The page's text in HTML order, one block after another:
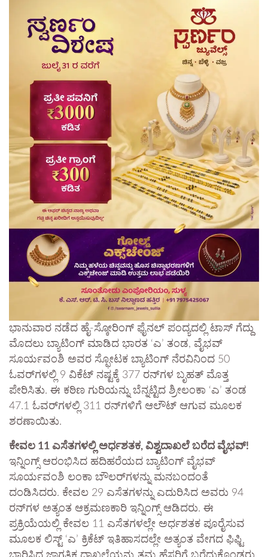
ಭಾನುವಾರ ನಡೆದ ಹೈ-ಸ್ಕೋರಿಂಗ್ ಫೈನಲ್ ಪಂದ್ಯದಲ್ಲಿ ಟಾಸ್ ಗೆದ್ದು
ಮೊದಲು ಬ್ಯಾಟಿಂಗ್ ಮಾಡಿದ ಭಾರತ ‘ಎ’ ತಂಡ, ವೈಭವ್
ಸೂರ್ಯವಂಶಿ ಅವರ ಸ್ಫೋಟಕ ಬ್ಯಾಟಿಂಗ್ ನೆರವಿನಿಂದ 50
ಓವರ್‌ಗಳಲ್ಲಿ 9 ವಿಕೆಟ್ ನಷ್ಟಕ್ಕೆ 377 ರನ್‌ಗಳ ಬೃಹತ್ ಮೊತ್ತ
ಪೇರಿಸಿತು. ಈ ಕಠಿಣ ಗುರಿಯನ್ನು ಬೆನ್ನಟ್ಟಿದ ಶ್ರೀಲಂಕಾ ‘ಎ’ ತಂಡ
47.1 ಓವರ್‌ಗಳಲ್ಲಿ 311 ರನ್‌ಗಳಿಗೆ ಆಲೌಟ್ ಆಗುವ ಮೂಲಕ
ಶರಣಾಯಿತು.
ಕೇವಲ 11 ಎಸೆತಗಳಲ್ಲಿ ಅರ್ಧಶತಕ, ವಿಶ್ವದಾಖಲೆ ಬರೆದ ವೈಭವ್!​
ಇನ್ನಿಂಗ್ಸ್ ಆರಂಭಿಸಿದ ಹದಿಹರೆಯದ ಬ್ಯಾಟಿಂಗ್ ವೈಭವ್
ಸೂರ್ಯವಂಶಿ ಲಂಕಾ ಬೌಲರ್‌ಗಳನ್ನು ಮನಬಂದಂತೆ
ದಂಡಿಸಿದರು. ಕೇವಲ 29 ಎಸೆತಗಳನ್ನು ಎದುರಿಸಿದ ಅವರು 94
ರನ್‌ಗಳ ಅತ್ಯಂತ ಆಕ್ರಮಣಕಾರಿ ಇನ್ನಿಂಗ್ಸ್ ಆಡಿದರು. ಈ
ಪ್ರಕ್ರಿಯೆಯಲ್ಲಿ ಕೇವಲ 11 ಎಸೆತಗಳಲ್ಲೇ ಅರ್ಧಶತಕ ಪೂರೈಸುವ
ಮೂಲಕ ಲಿಸ್ಟ್ ‘ಎ’ ಕ್ರಿಕೆಟ್ ಇತಿಹಾಸದಲ್ಲೇ ಅತ್ಯಂತ ವೇಗದ ಫಿಫ್ಟಿ